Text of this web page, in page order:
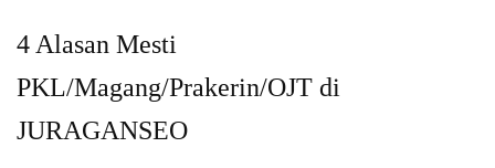
4 Alasan Mesti
PKL/Magang/Prakerin/OJT di
JURAGANSEO